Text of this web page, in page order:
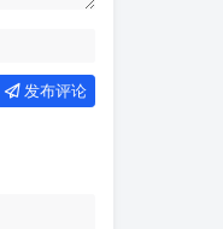
发布评论